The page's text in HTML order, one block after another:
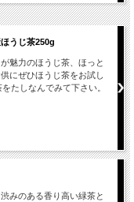
うじ茶250g
魅力のほうじ茶、ほっと
にぜひほうじ茶をお試し
たしなんでみて下さい。
みのある香り高い緑茶と